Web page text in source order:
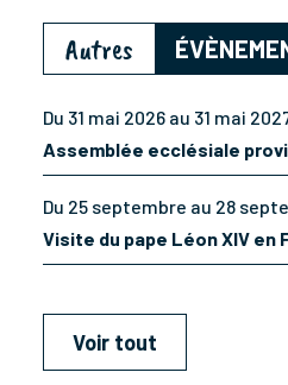
Autres
Du 31 mai 2026 au 31 mai
Assemblée ecclésiale
Du 25 septembre au 28
Visite du pape Léon XIV en
Voir tout